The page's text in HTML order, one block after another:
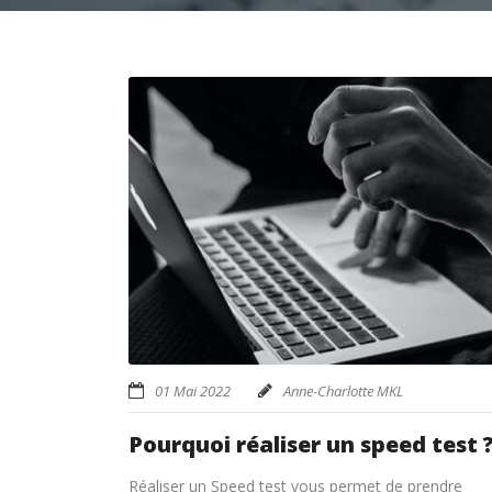
01 Mai 2022 Anne-Charlotte MKL
Pourquoi réaliser un speed test
Réaliser un Speed test vous permet de prendre